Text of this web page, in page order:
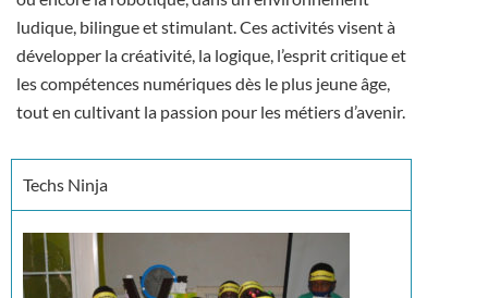
ludique, bilingue et stimulant. Ces activités visent à
développer la créativité, la logique, l’esprit critique et
les compétences numériques dès le plus jeune âge,
tout en cultivant la passion pour les métiers d’avenir.
Techs Ninja